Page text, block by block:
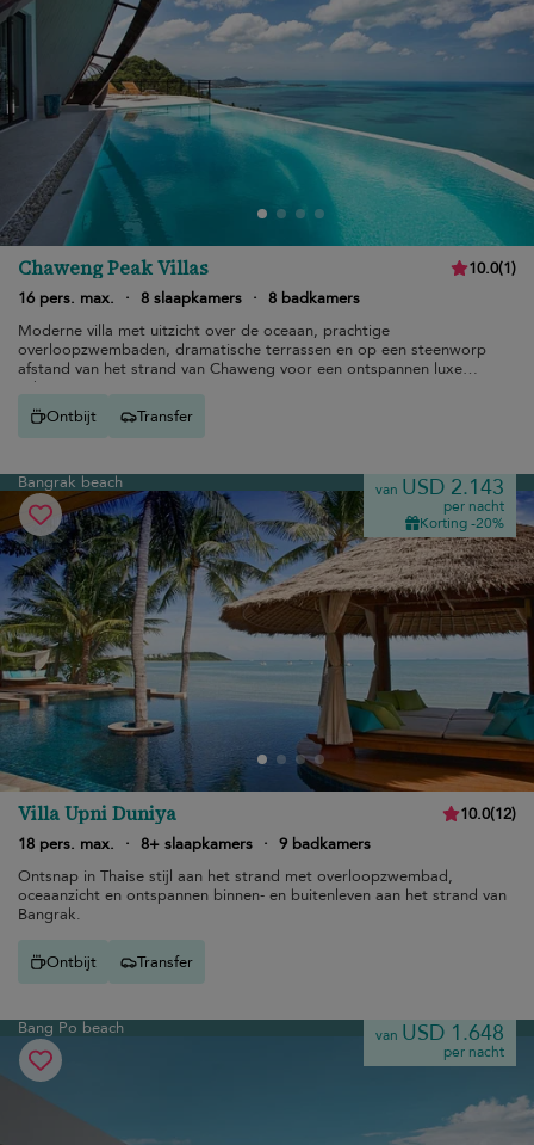
Chaweng Peak Villas 10.0(1)
16 pers. max.
· 8 slaapkamers · 8 badkamers
Moderne villa met uitzicht over de oceaan, prachtige
overloopzwembaden, dramatische terrassen en op een steenworp
afstand van het strand van Chaweng voor een ontspannen luxe
vakantie.
Ontbijt
Transfer
Bangrak beach van USD 2.143
per nacht
Korting -20%
Villa Upni Duniya 10.0(12)
18 pers. max.
· 8+ slaapkamers · 9 badkamers
Ontsnap in Thaise stijl aan het strand met overloopzwembad,
oceaanzicht en ontspannen binnen- en buitenleven aan het strand van
Bangrak.
Ontbijt Transfer
Bang Po beach van USD 1.648
per nacht